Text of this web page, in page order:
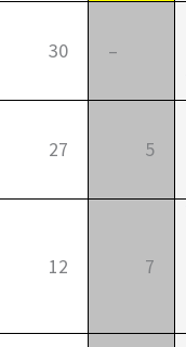
30 –
27 5
12 7